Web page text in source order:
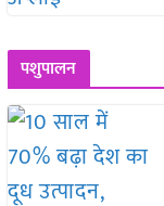
पशुपालन